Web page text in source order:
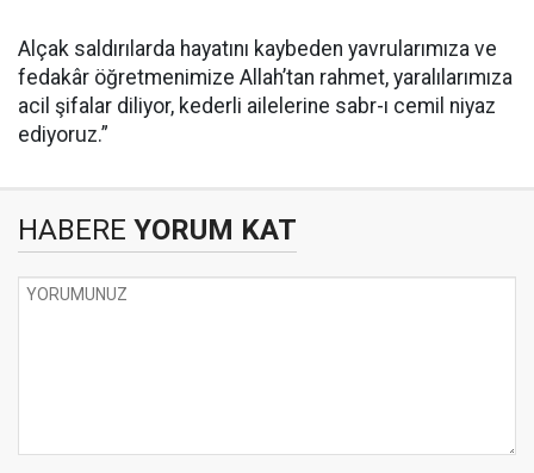
Alçak saldırılarda hayatını kaybeden yavrularımıza ve
fedakâr öğretmenimize Allah’tan rahmet, yaralılarımıza
acil şifalar diliyor, kederli ailelerine sabr-ı cemil niyaz
ediyoruz.”
HABERE YORUM KAT